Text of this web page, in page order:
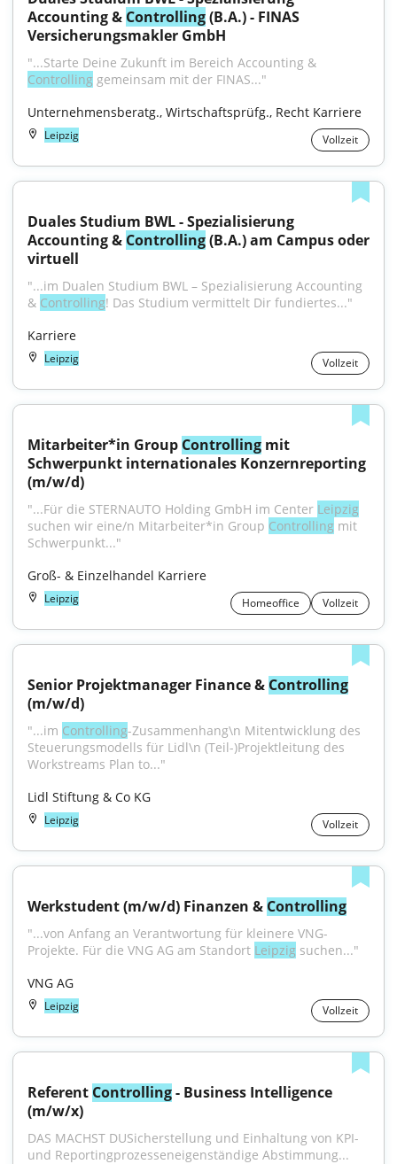
Accounting & Controlling (B.A.) - FINAS
Versicherungsmakler GmbH
Controlling gemeinsam mit der FINAS..."
Unternehmensberatg., Wirtschaftsprüfg., Recht Karriere
Leipzig Vollzeit
Duales Studium BWL - Spezialisierung
Accounting & Controlling (B.A.) am Campus oder
virtuell
"...im Dualen Studium BWL – Spezialisierung Accounting
& Controlling! Das Studium vermittelt Dir fundiertes..."
Karriere
Leipzig Vollzeit
Mitarbeiter*in Group Controlling mit
Schwerpunkt internationales Konzernreporting
(m/w/d)
"...Für die STERNAUTO Holding GmbH im Center Leipzig
suchen wir eine/n Mitarbeiter*in Group Controlling mit
Schwerpunkt..."
Groß- & Einzelhandel Karriere
Leipzig Homeoffice Vollzeit
Senior Projektmanager Finance & Controlling
(m/w/d)
"...im Controlling-Zusammenhang\n Mitentwicklung des
Steuerungsmodells für Lidl\n (Teil-)Projektleitung des
Workstreams Plan to..."
Lidl Stiftung & Co KG
Leipzig Vollzeit
Werkstudent (m/w/d) Finanzen & Controlling
"...von Anfang an Verantwortung für kleinere VNG-
Projekte. Für die VNG AG am Standort Leipzig suchen..."
VNG AG
Leipzig Vollzeit
Referent Controlling - Business Intelligence
(m/w/x)
DAS MACHST DUSicherstellung und Einhaltung von KPI-
und Reportingprozesseneigenständige Abstimmung...